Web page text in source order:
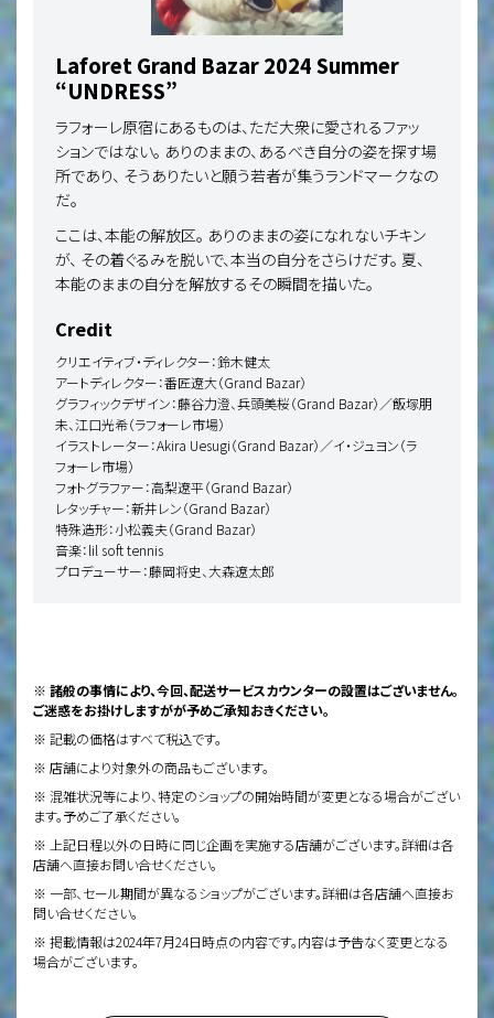
Laforet Grand Bazar 2024 Summer
“UNDRESS”
ラフォーレ原宿にあるものは、ただ大衆に愛されるファッ
ションではない。 ありのままの、あるべき自分の姿を探す場
所であり、 そうありたいと願う若者が集うランドマークなの
だ。
ここは、本能の解放区。 ありのままの姿になれないチキン
が、 その着ぐるみを脱いで、本当の自分をさらけだす。 夏、
本能のままの自分を解放するその瞬間を描いた。
Credit
クリエイティブ・ディレクター：鈴木健太
アートディレクター：番匠遼大（Grand Bazar）
グラフィックデザイン：藤谷力澄、兵頭美桜（Grand Bazar）／飯塚朋
未、江口光希（ラフォーレ市場）
イラストレーター：Akira Uesugi（Grand Bazar）／イ・ジュヨン（ラ
フォーレ市場）
フォトグラファー：高梨遼平（Grand Bazar）
レタッチャー：新井レン（Grand Bazar）
特殊造形：小松義夫（Grand Bazar）
音楽：lil soft tennis
プロデューサー：藤岡将史、大森遼太郎
※ 諸般の事情により、今回、配送サービスカウンターの設置はございません。
ご迷惑をお掛けしますがが予めご承知おきください。
※ 記載の価格はすべて税込です。
※ 店舗により対象外の商品もございます。
※ 混雑状況等により、特定のショップの開始時間が変更となる場合がござい
ます。予めご了承ください。
※ 上記日程以外の日時に同じ企画を実施する店舗がございます。詳細は各
店舗へ直接お問い合せください。
※ 一部、セール期間が異なるショップがございます。詳細は各店舗へ直接お
問い合せください。
※ 掲載情報は2024年7月24日時点の内容です。内容は予告なく変更となる
場合がございます。